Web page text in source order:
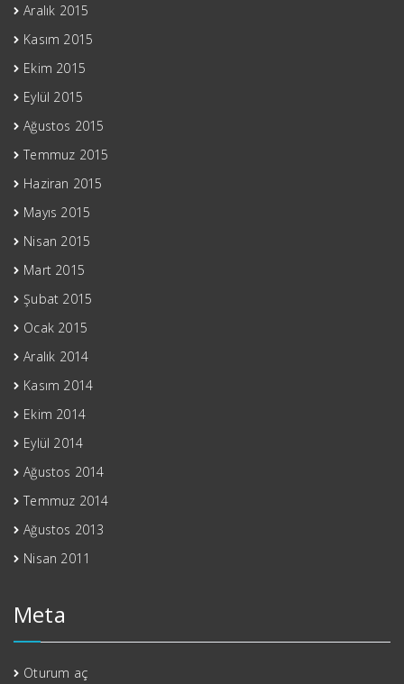
Aralık 2015
Kasım 2015
Ekim 2015
Eylül 2015
Ağustos 2015
Temmuz 2015
Haziran 2015
Mayıs 2015
Nisan 2015
Mart 2015
Şubat 2015
Ocak 2015
Aralık 2014
Kasım 2014
Ekim 2014
Eylül 2014
Ağustos 2014
Temmuz 2014
Ağustos 2013
Nisan 2011
Meta
Oturum aç